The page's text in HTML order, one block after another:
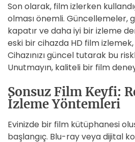
Son olarak, film izlerken
olması önemli. Güncellemeler,
kapatır ve daha iyi bir izleme
eski bir cihazda HD film
Cihazınızı güncel tutarak bu
Unutmayın, kaliteli bir film
Sonsuz Film Keyfi:
İzleme Yöntemleri
Evinizde bir film kütüphanesi
başlangıç. Blu-ray veya dijital